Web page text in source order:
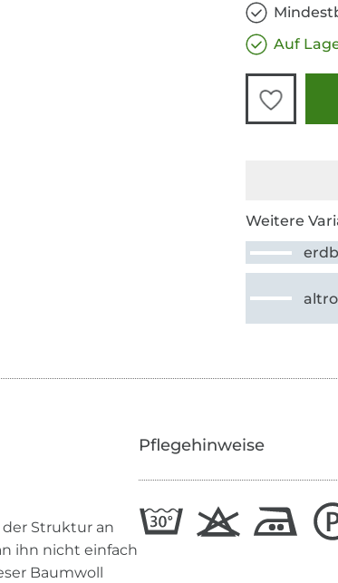
Auf
Weitere
Struktur an
ihn nicht einfach
Baumwoll
Pflegehinweise